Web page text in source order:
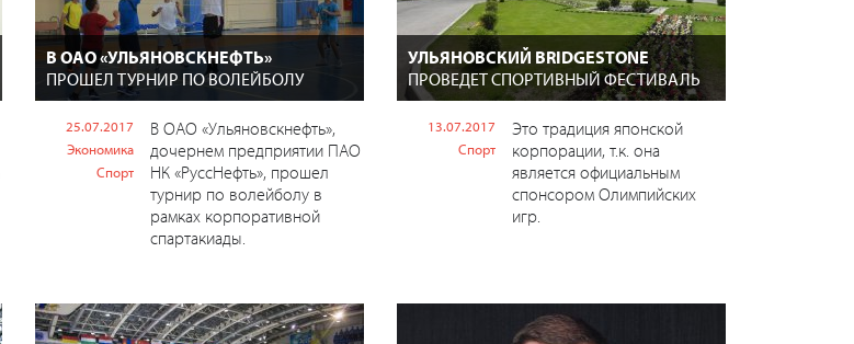
В ОАО «УЛЬЯНОВСКНЕФТЬ»
ПРОШЕЛ ТУРНИР ПО ВОЛЕЙБОЛУ
25.07.2017
Экономика
Спорт
В ОАО «Ульяновскнефть»,
дочернем предприятии ПАО
НК «РуссНефть», прошел
турнир по волейболу в
рамках корпоративной
спартакиады.
УЛЬЯНОВСКИЙ BRIDGESTONE
ПРОВЕДЕТ СПОРТИВНЫЙ ФЕСТИВАЛЬ
13.07.2017
Спорт
Это традиция японской
корпорации, т.к. она
является официальным
спонсором Олимпийских
игр.